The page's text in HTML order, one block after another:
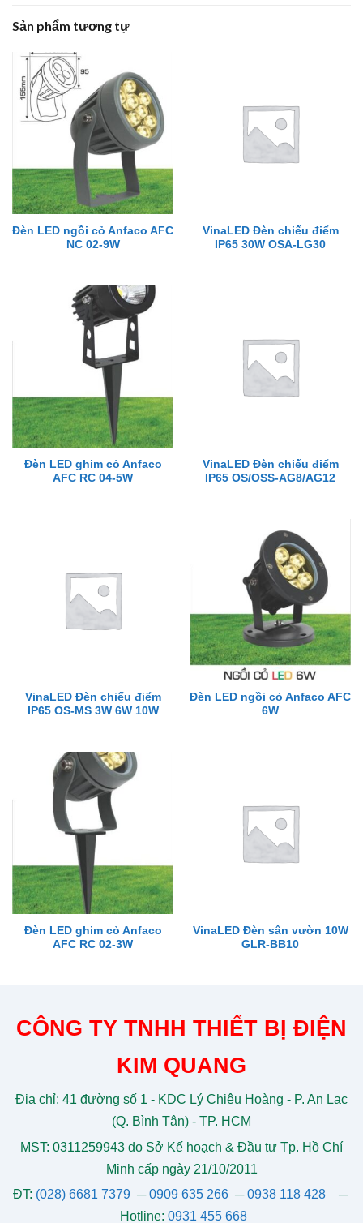
Sản phẩm tương tự
Đèn LED ngồi cỏ Anfaco AFC
NC 02-9W
VinaLED Đèn chiếu điểm
IP65 30W OSA-LG30
Đèn LED ghim cỏ Anfaco
AFC RC 04-5W
VinaLED Đèn chiếu điểm
IP65 OS/OSS-AG8/AG12
VinaLED Đèn chiếu điểm
IP65 OS-MS 3W 6W 10W
Đèn LED ngồi cỏ Anfaco AFC
6W
Đèn LED ghim cỏ Anfaco
AFC RC 02-3W
VinaLED Đèn sân vườn 10W
GLR-BB10
CÔNG TY TNHH THIẾT BỊ ĐIỆN
KIM QUANG
Địa chỉ: 41 đường số 1 - KDC Lý Chiêu Hoàng - P. An Lạc
(Q. Bình Tân) - TP. HCM
MST: 0311259943 do Sở Kế hoạch & Đầu tư Tp. Hồ Chí
Minh cấp ngày 21/10/2011
ĐT: (028) 6681 7379 ─0909 635 266─0938 118 428─
Hotline: 0931 455 668